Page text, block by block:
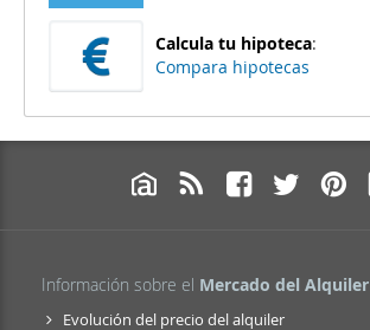
Calcula tu hipoteca:
Compara hipotecas
Información sobre el Mercado del Alquiler
Evolución del precio del alquiler